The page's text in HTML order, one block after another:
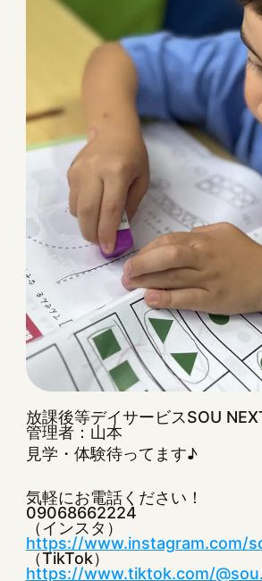
放課後等デイサービスSOU
管理者：山本
見学・体験待ってます♪
気軽にお電話ください！
09068662224
（インスタ）
https://www.instagram.com/
（TikTok）
https://www.tiktok.com/